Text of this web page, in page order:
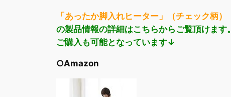
「あったか脚入れヒーター」（チェック柄）
の製品情報の詳細はこちらからご覧頂けます。
ご購入も可能となっています↓
○Amazon